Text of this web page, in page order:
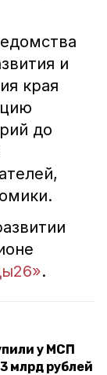
и
края
до
.
у МСП
млрд рублей